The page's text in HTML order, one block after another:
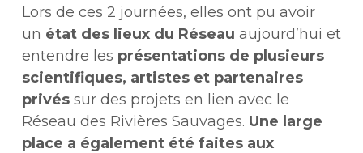
Lors de ces 2 journées, elles ont pu avoir
un état des lieux du Réseau aujourd’hui et
entendre les présentations de plusieurs
scientifiques, artistes et partenaires
privéssur des projets en lien avec le
Réseau des Rivières Sauvages. Une large
place a également été faites aux